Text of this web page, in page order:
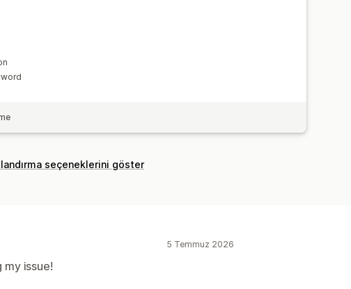
seçeneklerini göster
5 Temmuz 2026
issue!